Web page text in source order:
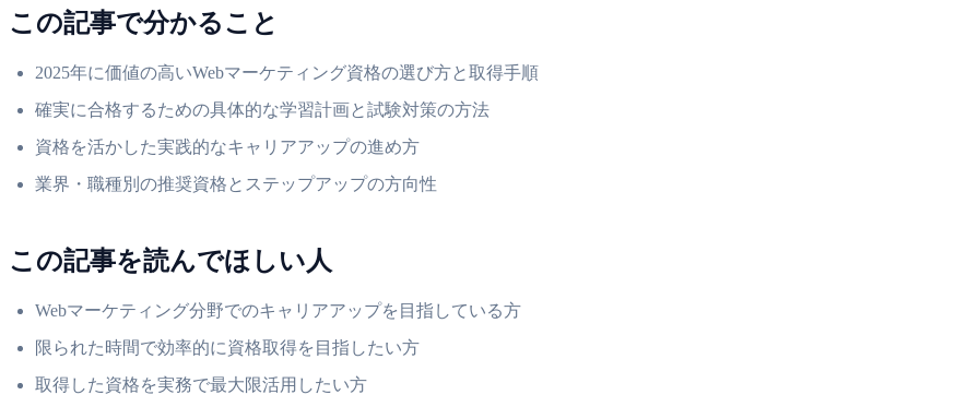
この記事で分かること
2025年に価値の高いWebマーケティング資格の選び方と取得手順
確実に合格するための具体的な学習計画と試験対策の方法
資格を活かした実践的なキャリアアップの進め方
業界・職種別の推奨資格とステップアップの方向性
この記事を読んでほしい人
Webマーケティング分野でのキャリアアップを目指している方
限られた時間で効率的に資格取得を目指したい方
取得した資格を実務で最大限活用したい方